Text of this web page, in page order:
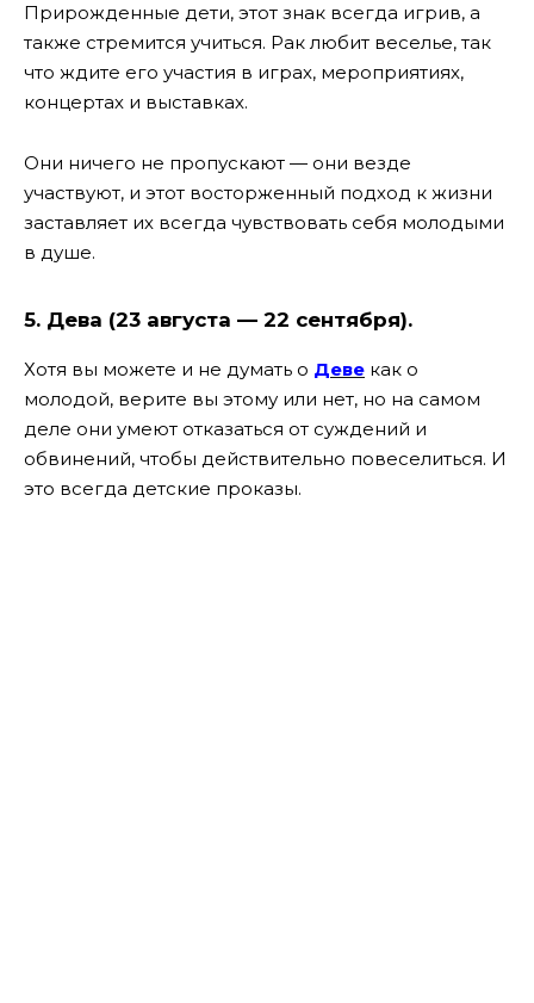
Прирожденные дети, этот знак всегда игрив, а
также стремится учиться. Рак любит веселье, так
что ждите его участия в играх, мероприятиях,
концертах и ​​выставках.
Они ничего не пропускают — они везде
участвуют, и этот восторженный подход к жизни
заставляет их всегда чувствовать себя молодыми
в душе.
5. Дева (23 августа — 22 сентября).
Хотя вы можете и не думать о Деве как о
молодой, верите вы этому или нет, но на самом
деле они умеют отказаться от суждений и
обвинений, чтобы действительно повеселиться. И
это всегда детские проказы.